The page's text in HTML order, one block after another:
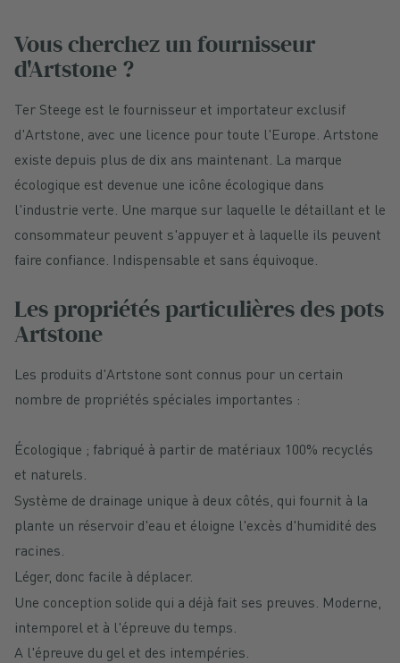
Vous cherchez un fournisseur
d'Artstone ?
Ter Steege est le fournisseur et importateur exclusif
d'Artstone, avec une licence pour toute l'Europe. Artstone
existe depuis plus de dix ans maintenant. La marque
écologique est devenue une icône écologique dans
l'industrie verte. Une marque sur laquelle le détaillant et le
consommateur peuvent s'appuyer et à laquelle ils peuvent
faire confiance. Indispensable et sans équivoque.
Les propriétés particulières des pots
Artstone
Les produits d'Artstone sont connus pour un certain
nombre de propriétés spéciales importantes :
Écologique ; fabriqué à partir de matériaux 100% recyclés
et naturels.
Système de drainage unique à deux côtés, qui fournit à la
plante un réservoir d'eau et éloigne l'excès d'humidité des
racines.
Léger, donc facile à déplacer.
Une conception solide qui a déjà fait ses preuves. Moderne,
intemporel et à l'épreuve du temps.
A l'épreuve du gel et des intempéries.